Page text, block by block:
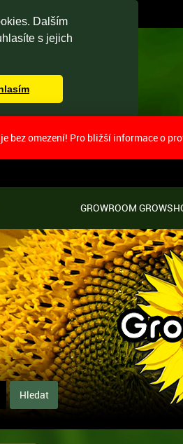
Dalším
s jejich
bez omezení! Pro bližší informace o
GROWROOM